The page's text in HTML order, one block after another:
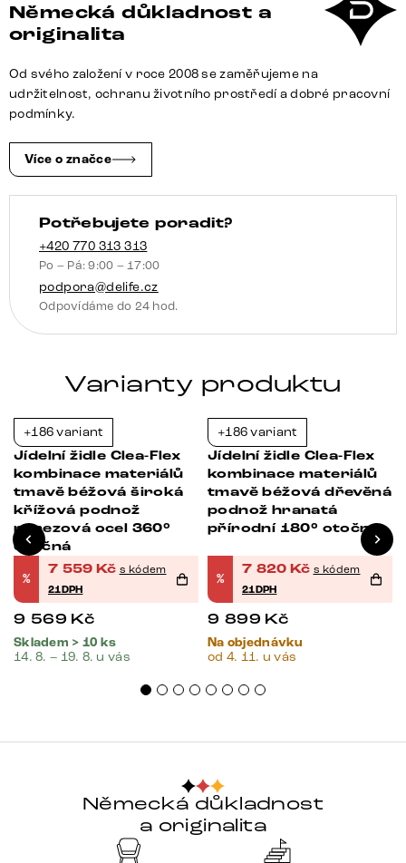
žinylka
olivová
křížová
podnož
360°
otočná
houpací
funkce
množství
Německá důkladnost a
originalita
Od svého založení v roce 2008 se zaměřujeme na
udržitelnost, ochranu životního prostředí a dobré pracovní
podmínky.
Více o značce
Potřebujete poradit?
+420 770 313 313
Po – Pá: 9:00 – 17:00
podpora@delife.cz
Odpovídáme do 24 hod.
Varianty produktu
+186 variant
Jídelní židle Clea-Flex
kombinace materiálů
tmavě béžová široká
křížová podnož
nerezová ocel 360°
otočná
%
7 559 Kč s kódem
21DPH
9 569 Kč
Skladem > 10 ks
14. 8. – 19. 8. u vás
+186 variant
Jídelní židle Clea-Flex
kombinace materiálů
tmavě béžová dřevěná
podnož hranatá
přírodní 180° otočná
%
7 820 Kč s kódem
21DPH
9 899 Kč
Na objednávku
od 4. 11. u vás
Německá důkladnost
a originalita